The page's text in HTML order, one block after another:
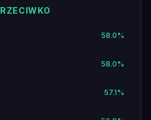
58.0%
58.0%
57.1%